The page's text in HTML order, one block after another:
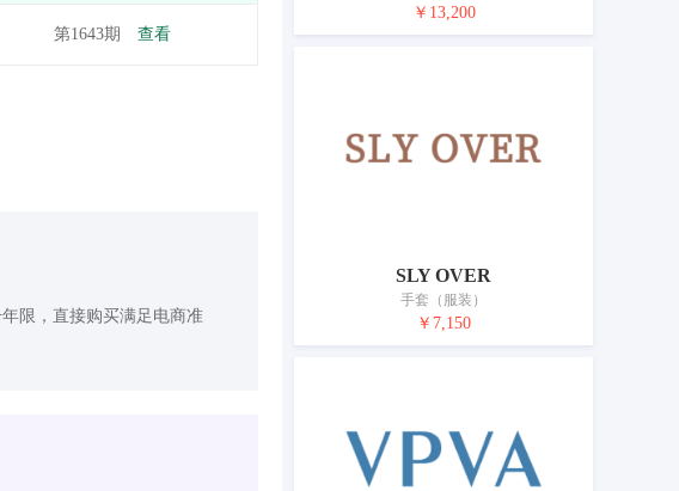
第1643期 查看
限，直接购买满足电商准
￥13,200
SLY OVER
手套（服装）
￥7,150